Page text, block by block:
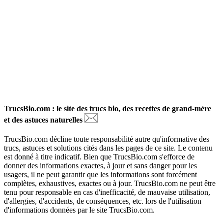
TrucsBio.com : le site des trucs bio, des recettes de grand-mère
et des astuces naturelles
TrucsBio.com décline toute responsabilité autre qu'informative des
trucs, astuces et solutions cités dans les pages de ce site. Le contenu
est donné à titre indicatif. Bien que TrucsBio.com s'efforce de
donner des informations exactes, à jour et sans danger pour les
usagers, il ne peut garantir que les informations sont forcément
complètes, exhaustives, exactes ou à jour. TrucsBio.com ne peut être
tenu pour responsable en cas d'inefficacité, de mauvaise utilisation,
d'allergies, d'accidents, de conséquences, etc. lors de l'utilisation
d'informations données par le site TrucsBio.com.